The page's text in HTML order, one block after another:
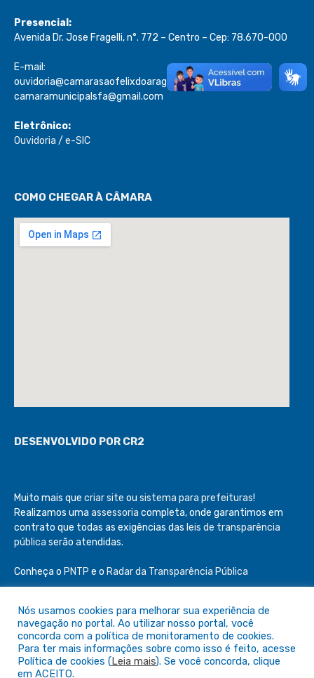
Presencial:
Avenida Dr. Jose Fragelli, n°. 772 – Centro – Cep: 78.670-000
E-mail:
ouvidoria@camarasaofelixdoaraguaia.mt.gov.br
camaramunicipalsfa@gmail.com
Eletrônico:
Ouvidoria / e-SIC
COMO CHEGAR À CÂMARA
DESENVOLVIDO POR CR2
Muito mais que criar site ou sistema para prefeituras!
Realizamos uma assessoria completa, onde garantimos em
contrato que todas as exigências das leis de transparência
pública serão atendidas.
Conheça o PNTP e o Radar da Transparência Pública
Todos os direitos reservados a Câmara de São Félix do Araguaia
Nós usamos cookies para melhorar sua experiência de
navegação no portal. Ao utilizar nosso portal, você
concorda com a política de monitoramento de cookies.
Para ter mais informações sobre como isso é feito, acesse
Política de cookies (Leia mais). Se você concorda, clique
em ACEITO.